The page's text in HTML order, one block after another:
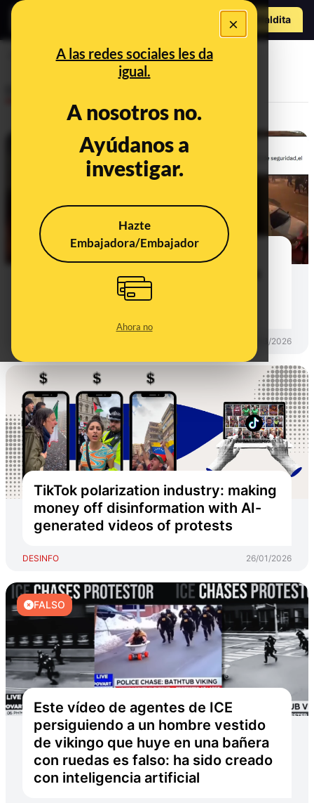
×
A las redes sociales les da
igual.
A nosotros no.
Ayúdanos a
investigar.
Hazte
Embajadora/Embajador
Ahora no
Hazte Maldito
manifestaciones
No, este vídeo no muestra una
protesta en Israel por los ataques
israelíes a Irán: son imágenes al
19/03/2026
TikTok polarization industry: making
money off disinformation with AI-
generated videos of protests
DESINFO 26/01/2026
FALSO
Este vídeo de agentes de ICE
persiguiendo a un hombre vestido
de vikingo que huye en una bañera
con ruedas es falso: ha sido creado
con inteligencia artificial